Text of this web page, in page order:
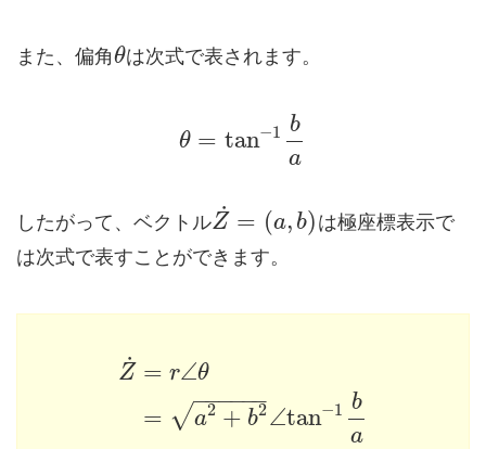
また、偏角θは次式で表されます。
θ = tan−1 b
a
したがって、ベクトルZ
˙ = (a, b)は極座標表示で
は次式で表すことができます。
Z
˙ =
=
r∠θ
a2 + b2
− −
−−−−
√ ∠tan−1
b
a